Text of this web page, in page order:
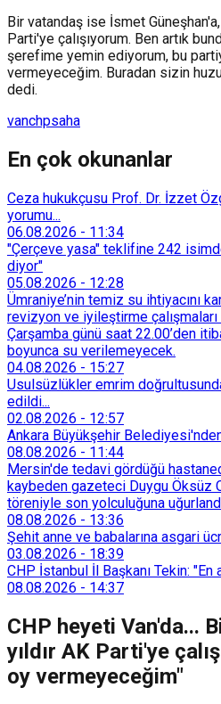
Bir vatandaş ise İsmet
Parti'ye çalışıyorum. Ben artık
şerefime yemin ediyorum, bu
vermeyeceğim. Buradan sizin
dedi.
vanchpsaha
En çok okunanlar
Ceza hukukçusu Prof. Dr. İzzet
yorumu...
06.08.2026 - 11:34
"Çerçeve yasa" teklifine 242
diyor"
05.08.2026 - 12:28
Ümraniye’nin temiz su ihtiyacını
revizyon ve iyileştirme
Çarşamba günü saat 22.00’den
boyunca su verilemeyecek.
04.08.2026 - 15:27
Usulsüzlükler emrim
edildi...
02.08.2026 - 12:57
Ankara Büyükşehir
08.08.2026 - 11:44
Mersin'de tedavi gördüğü
kaybeden gazeteci Duygu Öksüz
töreniyle son yolculuğuna
08.08.2026 - 13:36
Şehit anne ve babalarına asgari
03.08.2026 - 18:39
CHP İstanbul İl Başkanı Tekin:
08.08.2026 - 14:37
CHP heyeti Van'da...
yıldır AK Parti'ye
oy vermeyeceğim"